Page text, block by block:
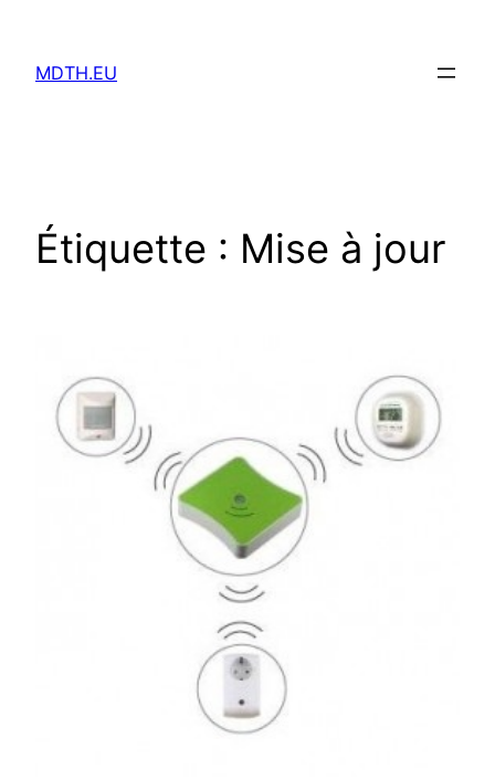
contenu
MDTH.EU
Étiquette : Mise à jour